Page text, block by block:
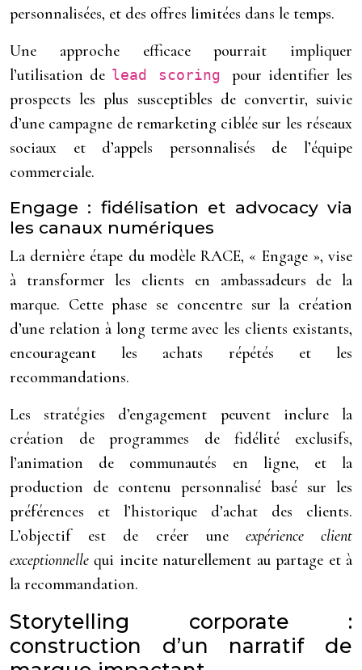
personnalisées, et des offres limitées dans le temps.
Une approche efficace pourrait impliquer
l’utilisation de lead scoring pour identifier les
prospects les plus susceptibles de convertir, suivie
d’une campagne de remarketing ciblée sur les réseaux
sociaux et d’appels personnalisés de l’équipe
commerciale.
Engage : fidélisation et advocacy via
les canaux numériques
La dernière étape du modèle RACE, « Engage », vise
à transformer les clients en ambassadeurs de la
marque. Cette phase se concentre sur la création
d’une relation à long terme avec les clients existants,
encourageant les achats répétés et les
recommandations.
Les stratégies d’engagement peuvent inclure la
création de programmes de fidélité exclusifs,
l’animation de communautés en ligne, et la
production de contenu personnalisé basé sur les
préférences et l’historique d’achat des clients.
L’objectif est de créer une expérience client
exceptionnellequi incite naturellement au partage et à
la recommandation.
Storytelling corporate :
construction d’un narratif de